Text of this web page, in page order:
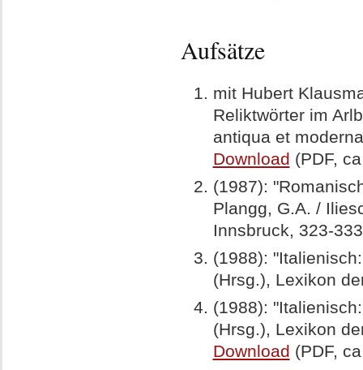
Aufsätze
mit Hubert
Reliktwörter im
antiqua et
Download (PDF,
(1987):
Plangg, G.A. /
Innsbruck, 323-
(1988):
(Hrsg.), Lexikon
(1988):
(Hrsg.), Lexikon
Download (PDF,